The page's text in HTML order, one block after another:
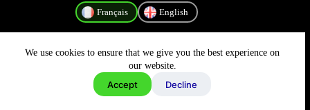
We use cookies to ensure that we give you the best experience on
our website.
Accept Decline
Français English
Politique de confidentialité
Copyright © 2026 - MyConnectivity